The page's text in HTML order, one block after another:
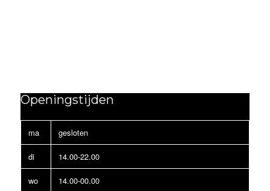
Openingstijden
ma gesloten
di 14.00-22.00
wo 14.00-00.00